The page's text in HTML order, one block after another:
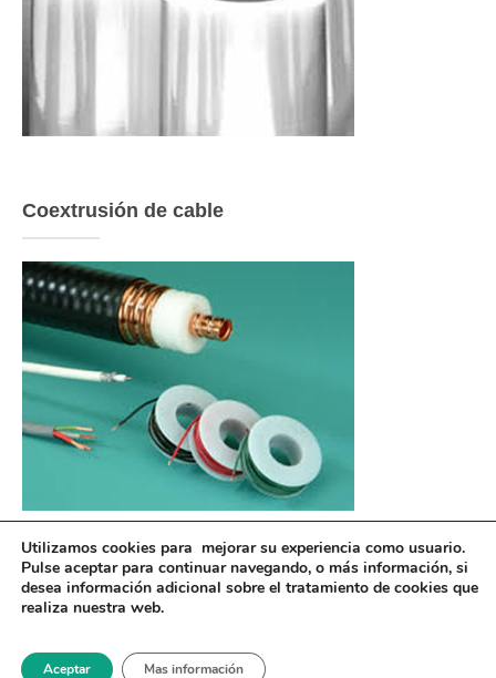
Coextrusión de cable
® 2024-2025 - General de Polímeros SL
Utilizamos cookies para mejorar su experiencia como usuario.
Pulse aceptarpara continuar navegando, o más información, si
desea información adicional sobre el tratamiento de cookies que
realiza nuestra web.
Aceptar Mas información